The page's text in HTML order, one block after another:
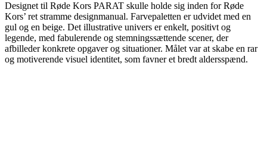
Designet til Røde Kors PARAT skulle holde sig inden for Røde
Kors’ ret stramme designmanual. Farvepaletten er udvidet med en
gul og en beige. Det illustrative univers er enkelt, positivt og
legende, med fabulerende og stemningssættende scener, der
afbilleder konkrete opgaver og situationer. Målet var at skabe en rar
og motiverende visuel identitet, som favner et bredt aldersspænd.